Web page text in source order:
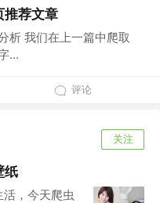
荐文章
析 我们在上一篇中爬取
...
评论
关注
纸
，今天爬虫